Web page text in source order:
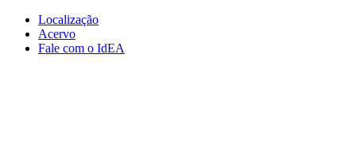
Conteúdo principal
Localização
Acervo
Fale com o IdEA